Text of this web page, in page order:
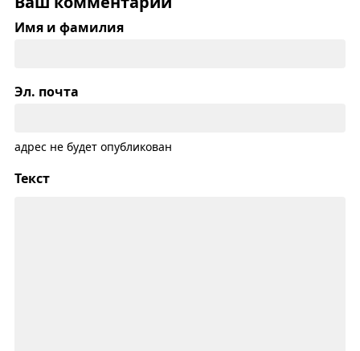
Имя и фамилия
Эл. почта
адрес не будет опубликован
Текст